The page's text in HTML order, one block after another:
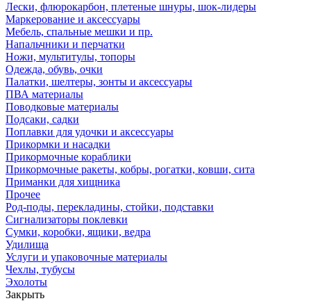
Лески, флюрокарбон, плетеные шнуры, шок-лидеры
Маркерование и аксессуары
Мебель, спальные мешки и пр.
Напальчники и перчатки
Ножи, мультитулы, топоры
Одежда, обувь, очки
Палатки, шелтеры, зонты и аксессуары
ПВА материалы
Поводковые материалы
Подсаки, садки
Поплавки для удочки и аксессуары
Прикормки и насадки
Прикормочные кораблики
Прикормочные ракеты, кобры, рогатки, ковши, сита
Приманки для хищника
Прочее
Род-поды, перекладины, стойки, подставки
Сигнализаторы поклевки
Сумки, коробки, ящики, ведра
Удилища
Услуги и упаковочные материалы
Чехлы, тубусы
Эхолоты
Закрыть